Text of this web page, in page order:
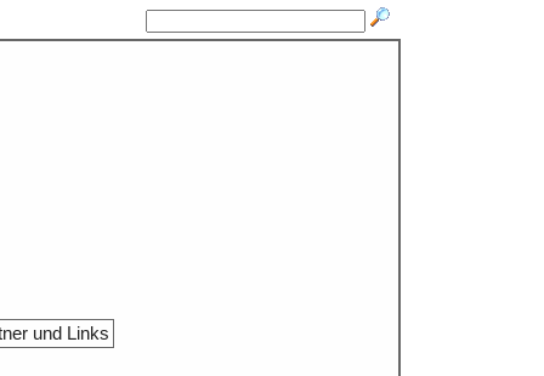
und Links